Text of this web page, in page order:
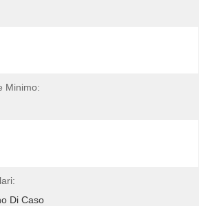
Minimo:
Di Caso